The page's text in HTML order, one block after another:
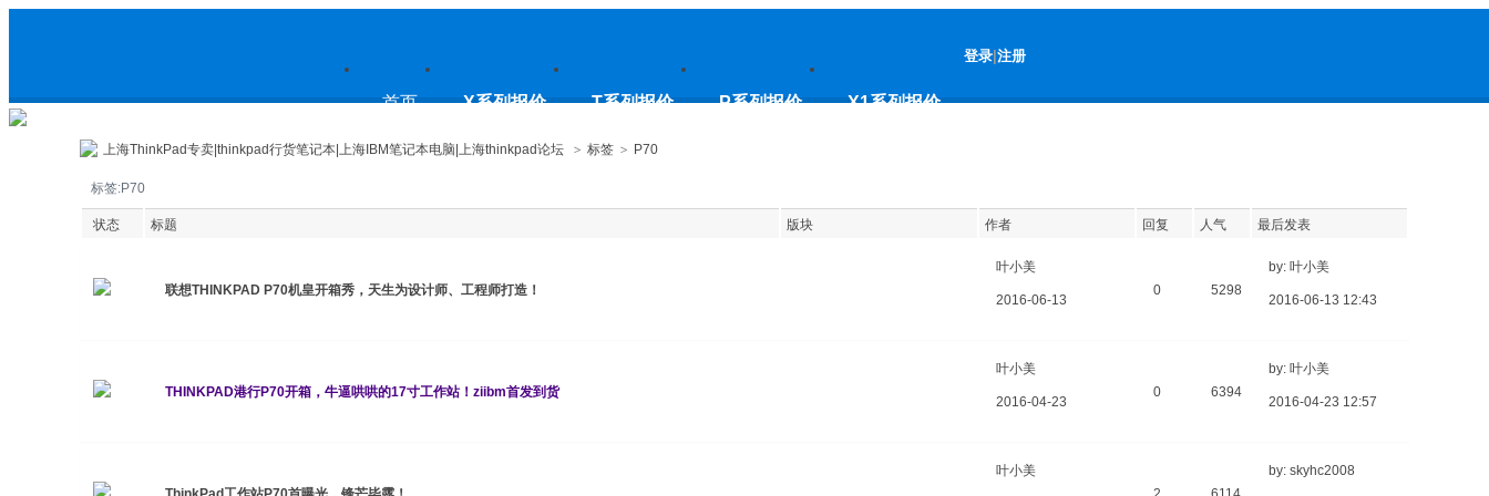
上
海ThinkPad专卖|thinkpad行货笔
首页 X系列报价 T系列报价 P系列报价 X1系列报价
登录 注册
上海ThinkPad专卖|thinkpad行货笔记本|上海IBM笔记本电脑|上海thinkpad论坛 > 标签 > P70
标签:P70
状态 标题 版块 作者 回复 人气 最后发表
联想THINKPAD P70机皇开箱秀，天生为设计师、工程师打造！
叶小美
2016-06-13
0 5298
by: 叶小美
2016-06-13 12:43
THINKPAD港行P70开箱，牛逼哄哄的17寸工作站！ziibm首发到货
叶小美
2016-04-23
0 6394
by: 叶小美
2016-04-23 12:57
叶小美 by: skyhc2008